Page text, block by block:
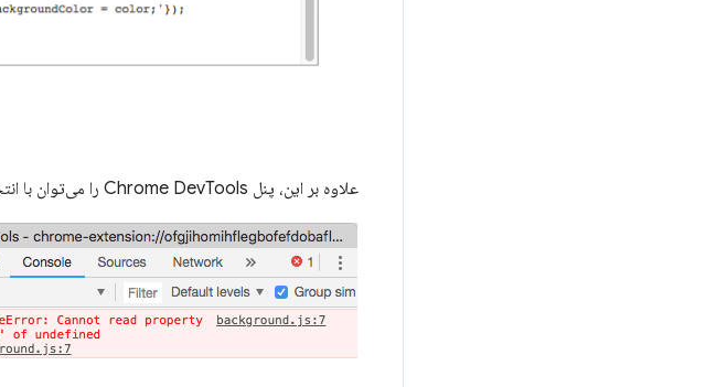
علاوه بر این، پنل Chrome DevTools را می‌توان با انتخاب لینک آبی کنار